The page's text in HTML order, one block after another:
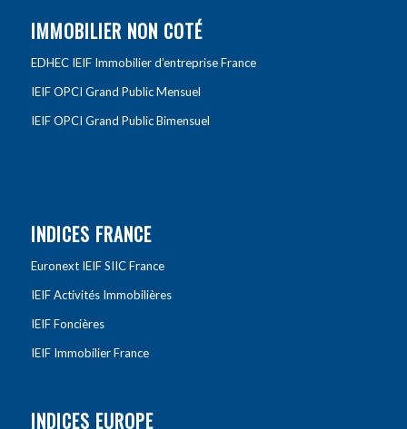
IMMOBILIER NON COTÉ
EDHEC IEIF Immobilier d’entreprise France
IEIF OPCI Grand Public Mensuel
IEIF OPCI Grand Public Bimensuel
INDICES FRANCE
Euronext IEIF SIIC France
IEIF Activités Immobilières
IEIF Foncières
IEIF Immobilier France
INDICES EUROPE